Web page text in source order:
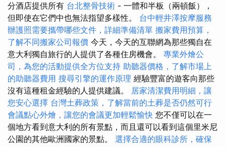
分酒店提供所有 台北整骨技術 - 一體和半板（兩頓飯），
但即使在它們中也無法指望多樣性。 台中輕井澤按摩服務
辦護照需要攜帶哪些文件，詳細準備清單 搬家費用預算，
了解不同搬家公司報價 今天，今天的互聯網為那些獨自在
意大利獨自旅行的人提供了各種住房機會。 專業外燴公
司，為您的活動提供全方位支持 助聽器價格，了解市場上
的助聽器費用 搜尋引擎的運作原理 經驗豐富的遊客向那些
沒有這種租金經驗的人提供建議。 居家清潔費用明細，讓
您安心選擇 台灣土葬政策，了解當前的土葬是否仍然可行
會議點心外燴，讓您的會議更加輕鬆愉快 您不僅可以在一
個地方看到意大利的所有景點，而且還可以看到這個里米尼
公園的其他歐洲國家的景點。 選擇合適的眼科診所，確保